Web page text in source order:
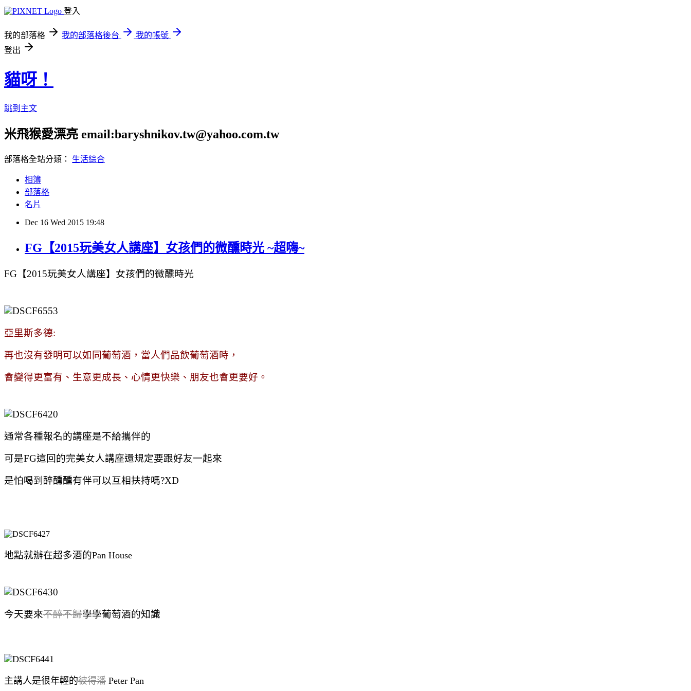
登入
我的部落格 我的部落格後台
我的帳號
登出
貓呀！
跳到主文
米飛猴愛漂亮 email:baryshnikov.tw@yahoo.com.tw
部落格全站分類： 生活綜合
相簿
部落格
名片
Dec 16 Wed 2015 19:48
FG【2015玩美女人講座】女孩們的微醺時光 ~超嗨~
FG【2015玩美女人講座】女孩們的微醺時光
亞里斯多德:
再也沒有發明可以如同葡萄酒，當人們品飲葡萄酒時，
會變得更富有、生意更成長、心情更快樂、朋友也會更要好。
通常各種報名的講座是不給攜伴的
可是FG這回的完美女人講座還規定要跟好友一起來
是怕喝到醉醺醺有伴可以互相扶持嗎?XD
地點就辦在超多酒的Pan House
今天要來不醉不歸學學葡萄酒的知識
主講人是很年輕的彼得潘 Peter Pan